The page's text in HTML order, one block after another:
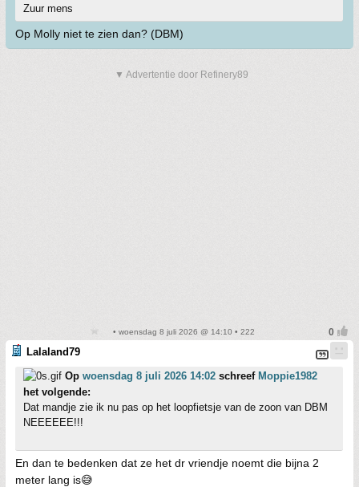
Zuur mens
Op Molly niet te zien dan? (DBM)
▼ Advertentie door Refinery89
• woensdag 8 juli 2026 @ 14:10 • 222
Lalaland79
Op woensdag 8 juli 2026 14:02 schreef Moppie1982
het volgende:
Dat mandje zie ik nu pas op het loopfietsje van de zoon van DBM
NEEEEEE!!!
En dan te bedenken dat ze het dr vriendje noemt die bijna 2
meter lang is😅